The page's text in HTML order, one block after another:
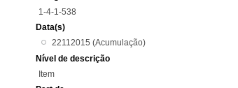
1-4-1-538
Data(s)
22112015 (Acumulação)
Nível de descrição
Item